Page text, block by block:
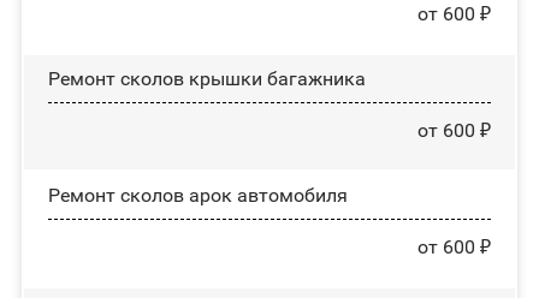
от 600 ₽
Ремонт сколов крышки багажника
от 600 ₽
Ремонт сколов арок автомобиля
от 600 ₽